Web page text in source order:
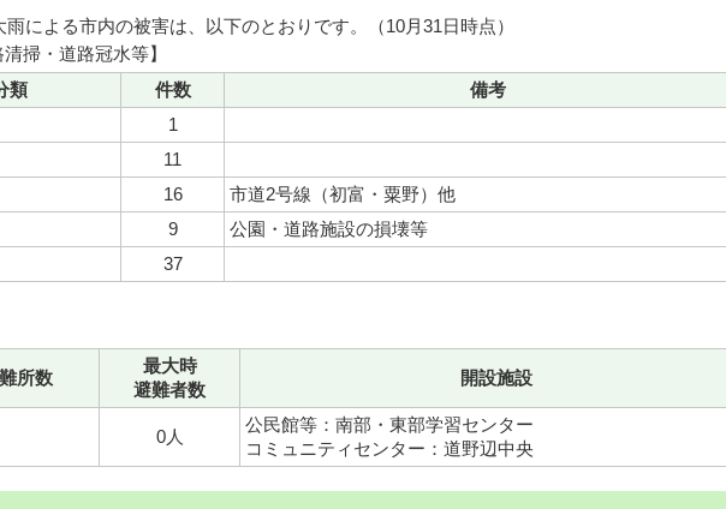
雨による市内の被害は、以下のとおりです。（10月31日時点）
清掃・道路冠水等】
類
件数
備考
1
11
16
市道2号線（初富・粟野）他
9
公園・道路施設の損壊等
37
所数
最大時
避難者数
開設施設
0人
公民館等：南部・東部学習センター
コミュニティセンター：道野辺中央